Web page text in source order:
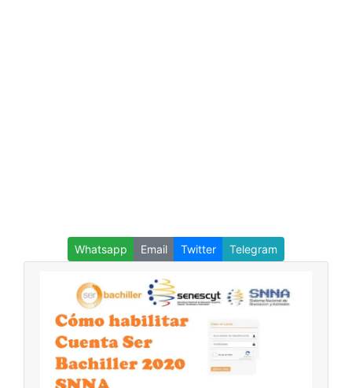
Whatsapp Email Twitter Telegram